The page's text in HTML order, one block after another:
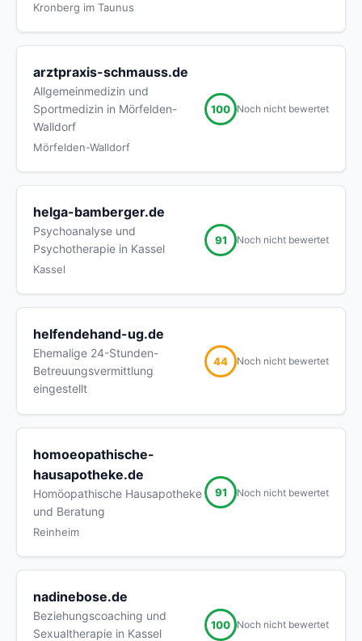
Kronberg im Taunus
arztpraxis-schmauss.de
Allgemeinmedizin und
Sportmedizin in Mörfelden-
Walldorf
Mörfelden-Walldorf
100 Noch nicht bewertet
helga-bamberger.de
Psychoanalyse und
Psychotherapie in Kassel
Kassel
91 Noch nicht bewertet
helfendehand-ug.de
Ehemalige 24-Stunden-
Betreuungsvermittlung
eingestellt
44 Noch nicht bewertet
homoeopathische-
hausapotheke.de
Homöopathische Hausapotheke
und Beratung
Reinheim
91 Noch nicht bewertet
nadinebose.de
Beziehungscoaching und
Sexualtherapie in Kassel
100 Noch nicht bewertet